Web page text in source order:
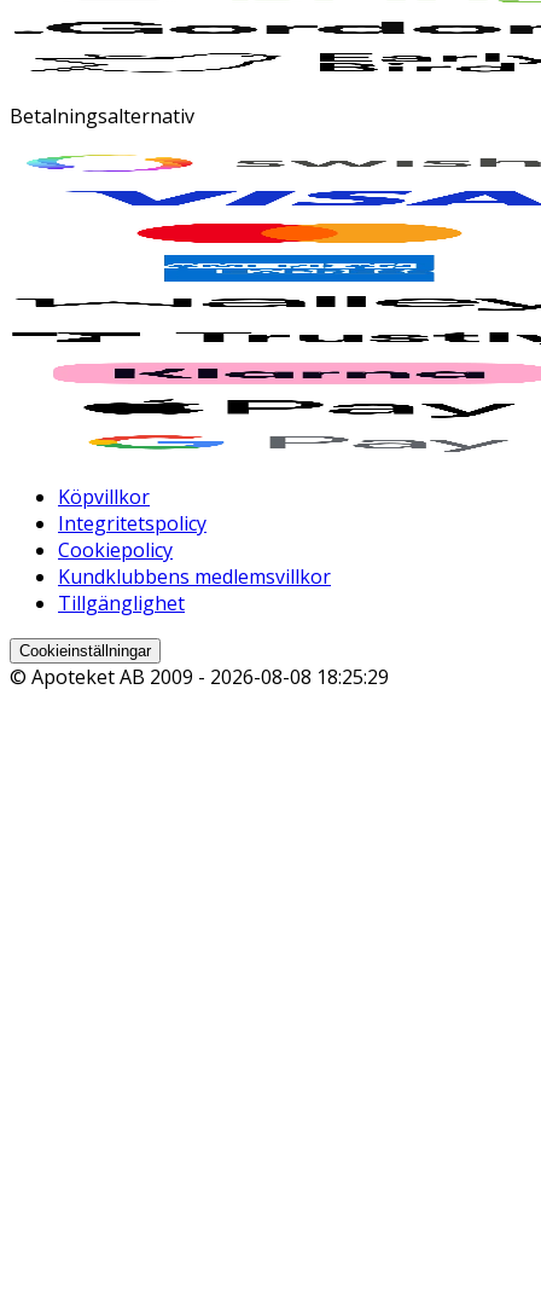
Betalningsalternativ
Köpvillkor
Integritetspolicy
Cookiepolicy
Kundklubbens medlemsvillkor
Tillgänglighet
Cookieinställningar
© Apoteket AB 2009 - 2026-08-08 18:25:29